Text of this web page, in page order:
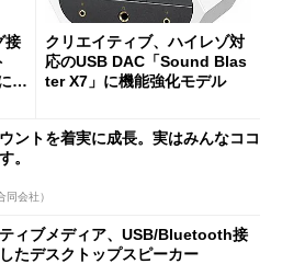
接
ホ
クリエイティブ、ハイレゾ対
応のUSB DAC「Sound Blas
ter X7」に機能強化モデル
ントを着実に成長。実はみんなココ
。
同会社）
ィブメディア、USB/Bluetooth接
たデスクトップスピーカー